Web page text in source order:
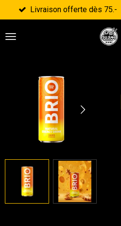
Passer
au
contenu
Livraison offerte dès 75.-